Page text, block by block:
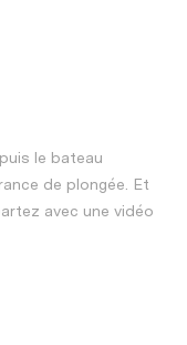
le bateau
de plongée. Et
avec une vidéo